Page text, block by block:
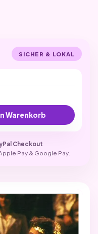
SICHER & LOKAL
Warenkorb
Checkout
Pay & Google Pay.